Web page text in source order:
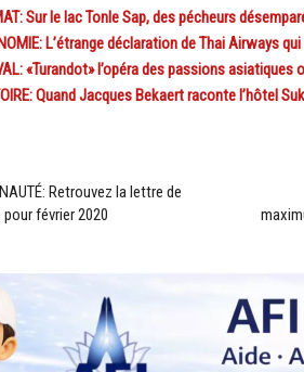
Sur le lac Tonle Sap, des pécheurs
L’étrange déclaration de Thai Airways
«Turandot» l’opéra des passions
Quand Jacques Bekaert raconte l’hôtel
Retrouvez la lettre de
pour février 2020